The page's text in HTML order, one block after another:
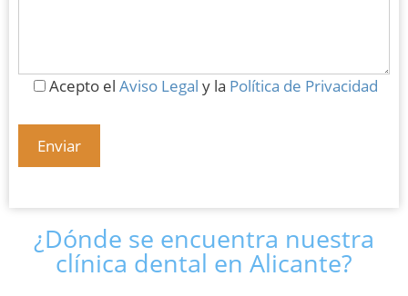
Acepto el Aviso Legal y la Política de Privacidad
¿Dónde se encuentra nuestra
clínica dental en Alicante?